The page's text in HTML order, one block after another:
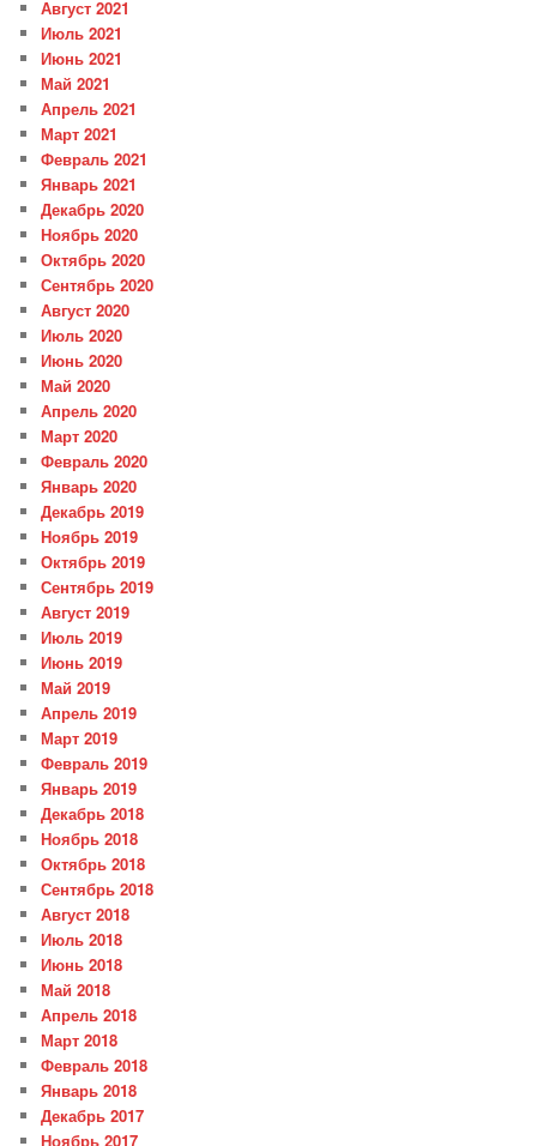
Август 2021
Июль 2021
Июнь 2021
Май 2021
Апрель 2021
Март 2021
Февраль 2021
Январь 2021
Декабрь 2020
Ноябрь 2020
Октябрь 2020
Сентябрь 2020
Август 2020
Июль 2020
Июнь 2020
Май 2020
Апрель 2020
Март 2020
Февраль 2020
Январь 2020
Декабрь 2019
Ноябрь 2019
Октябрь 2019
Сентябрь 2019
Август 2019
Июль 2019
Июнь 2019
Май 2019
Апрель 2019
Март 2019
Февраль 2019
Январь 2019
Декабрь 2018
Ноябрь 2018
Октябрь 2018
Сентябрь 2018
Август 2018
Июль 2018
Июнь 2018
Май 2018
Апрель 2018
Март 2018
Февраль 2018
Январь 2018
Декабрь 2017
Ноябрь 2017